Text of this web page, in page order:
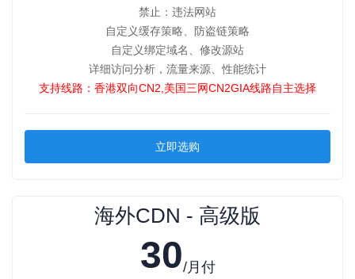
禁止：违法网站
自定义缓存策略、防盗链策略
自定义绑定域名、修改源站
详细访问分析，流量来源、性能统计
支持线路：香港双向CN2,美国三网CN2GIA线路自主选择
立即选购
海外CDN - 高级版
30/月付